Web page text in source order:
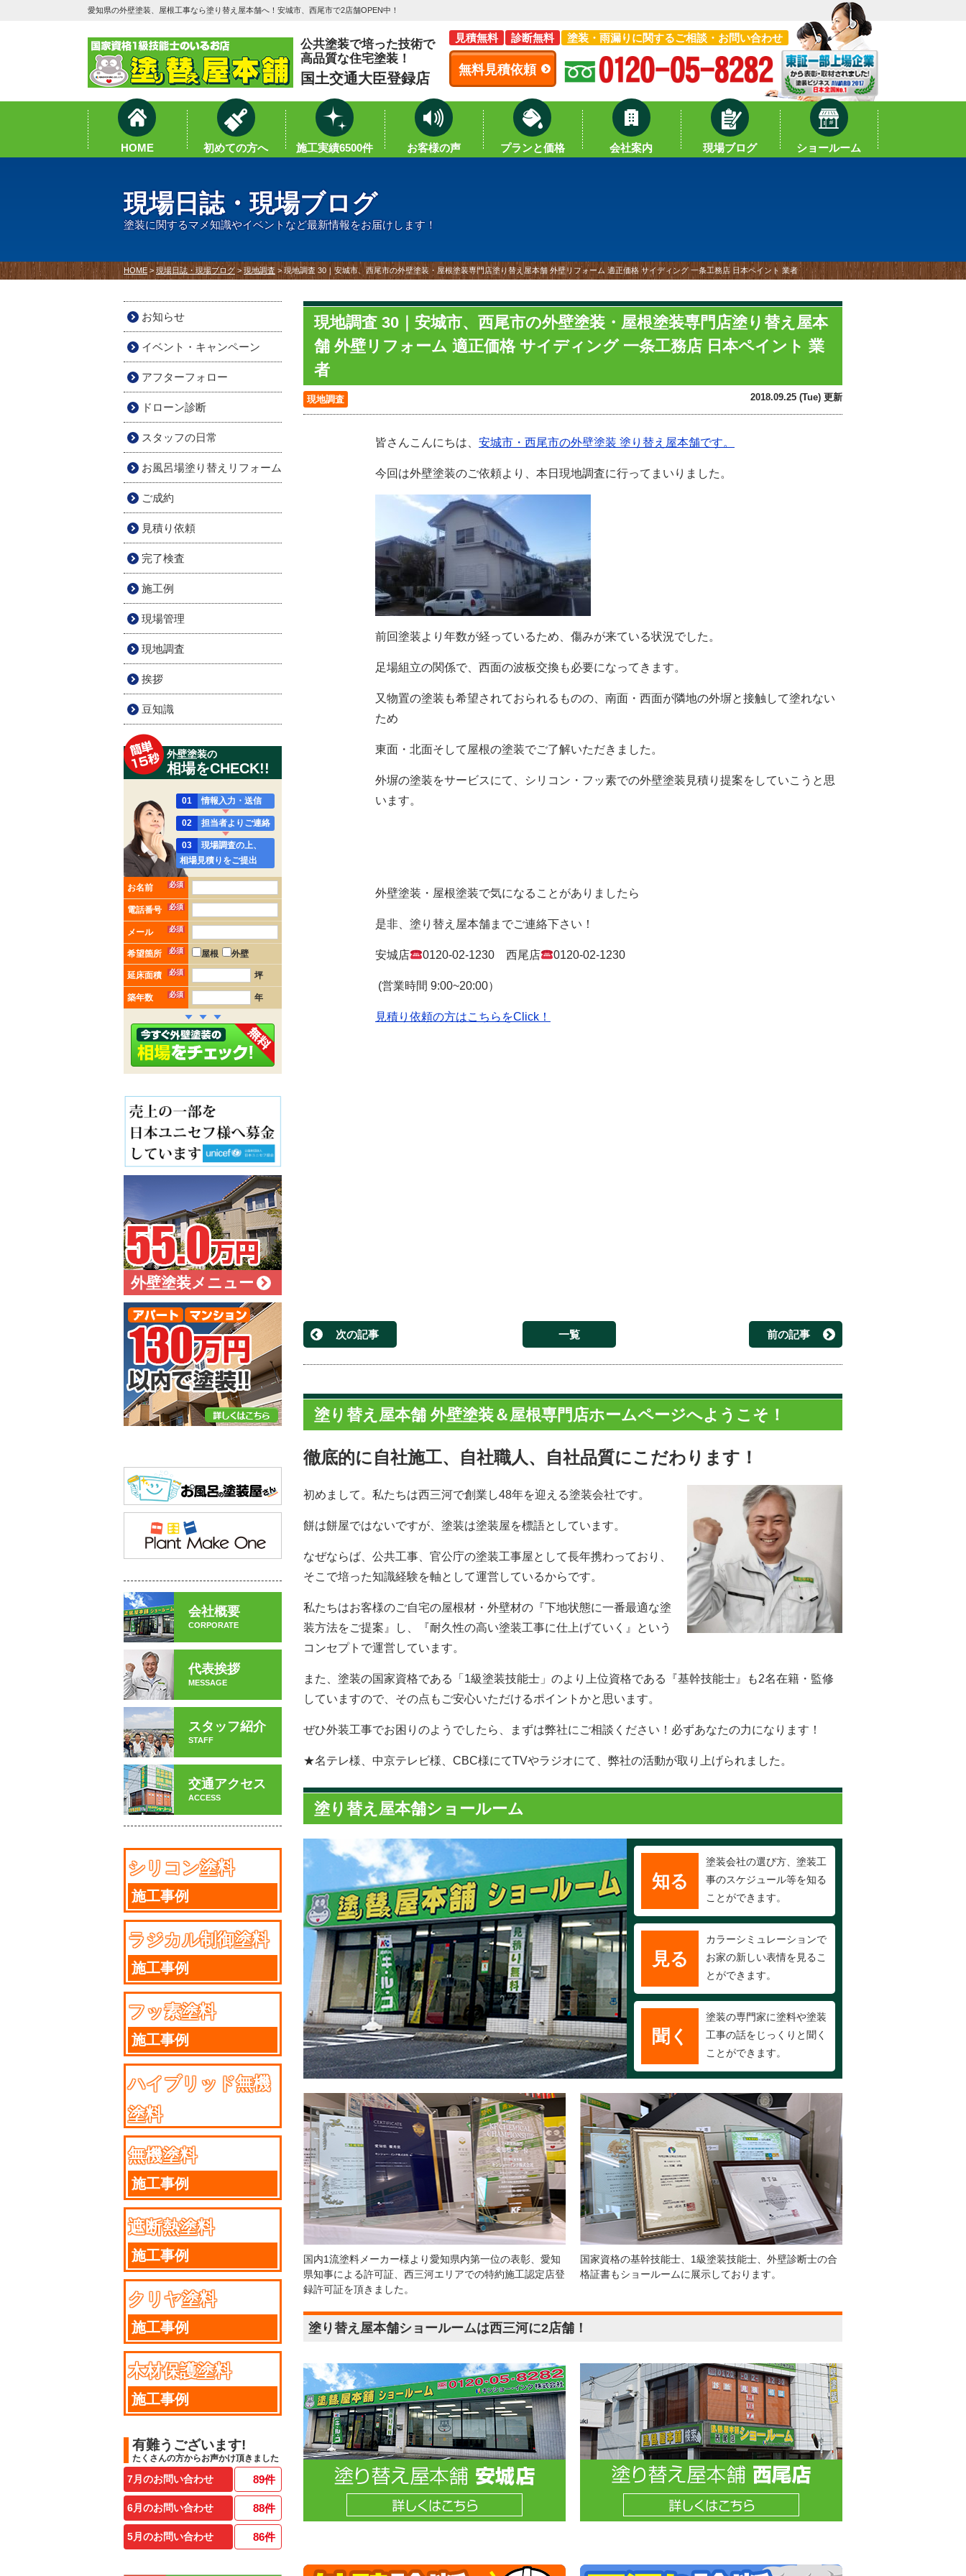
愛知県の外壁塗装、屋根工事なら塗り替え屋本舗へ！安城市、西尾市で2店舗OPEN中！
公共塗装で培った技術で
高品質な住宅塗装！
国土交通大臣登録店
見積無料 診断無料 塗装・雨漏りに関するご相談・お問い合わせ
無料見積依頼
HOME 初めての方へ 施工実績6500件 お客様の声 プランと価格 会社案内 現場ブログ ショールーム
現場日誌・現場ブログ
塗装に関するマメ知識やイベントなど最新情報をお届けします！
HOME> 現場日誌・現場ブログ > 現地調査 >現地調査 30｜安城市、西尾市の外壁塗装・屋根塗装専門店塗り替え屋本舗 外壁リフォーム 適正価格 サイディング 一条工務店 日本ペイント 業者
現地調査 30｜安城市、西尾市の外壁塗装・屋根塗装専門店塗り替え屋本
舗 外壁リフォーム 適正価格 サイディング 一条工務店 日本ペイント 業
者
現地調査 2018.09.25 (Tue) 更新
皆さんこんにちは、 安城市・西尾市の外壁塗装 塗り替え屋本舗です。
今回は外壁塗装のご依頼より、本日現地調査に行ってまいりました。
前回塗装より年数が経っているため、傷みが来ている状況でした。
足場組立の関係で、西面の波板交換も必要になってきます。
又物置の塗装も希望されておられるものの、南面・西面が隣地の外塀と接触して塗れない
ため
東面・北面そして屋根の塗装でご了解いただきました。
外塀の塗装をサービスにて、シリコン・フッ素での外壁塗装見積り提案をしていこうと思
います。
外壁塗装・屋根塗装で気になることがありましたら
是非、塗り替え屋本舗までご連絡下さい！
安城店 0120-02-1230 西尾店 0120-02-1230
(営業時間 9:00~20:00）
見積り依頼の方はこちらをClick ！
次の記事 一覧 前の記事
塗り替え屋本舗 外壁塗装＆屋根専門店ホームページへようこそ！
徹底的に自社施工、自社職人、自社品質にこだわります！
初めまして。私たちは西三河で創業し48年を迎える塗装会社です。
餅は餅屋ではないですが、塗装は塗装屋を標語としています。
なぜならば、公共工事、官公庁の塗装工事屋として長年携わっており、
そこで培った知識経験を軸として運営しているからです。
私たちはお客様のご自宅の屋根材・外壁材の『下地状態に一番最適な塗
装方法をご提案』し、『耐久性の高い塗装工事に仕上げていく』という
コンセプトで運営しています。
また、塗装の国家資格である「1級塗装技能士」のより上位資格である『基幹技能士』も2名在籍・監修
していますので、その点もご安心いただけるポイントかと思います。
ぜひ外装工事でお困りのようでしたら、まずは弊社にご相談ください！必ずあなたの力になります！
★名テレ様、中京テレビ様、CBC様にてTVやラジオにて、弊社の活動が取り上げられました。
塗り替え屋本舗ショールーム
知る
塗装会社の選び方、塗装工
事のスケジュール等を知る
ことができます。
見る
カラーシミュレーションで
お家の新しい表情を見るこ
とができます。
聞く
塗装の専門家に塗料や塗装
工事の話をじっくりと聞く
ことができます。
国内1流塗料メーカー様より愛知県内第一位の表彰、愛知
県知事による許可証、西三河エリアでの特約施工認定店登
録許可証を頂きました。
国家資格の基幹技能士、1級塗装技能士、外壁診断士の合
格証書もショールームに展示しております。
塗り替え屋本舗ショールームは西三河に2店舗！
お知らせ
イベント・キャンペーン
アフターフォロー
ドローン診断
スタッフの日常
お風呂場塗り替えリフォーム
ご成約
見積り依頼
完了検査
施工例
現場管理
現地調査
挨拶
豆知識
外壁塗装の
相場をCHECK!!
01 情報入力・送信
02 担当者よりご連絡
03
現場調査の上、
相場見積りをご提出
お名前 必須
電話番号 必須
メール 必須
希望箇所 必須 屋根 外壁
延床面積 必須 坪
築年数 必須 年
外壁塗装メニュー
会社概要
CORPORATE
代表挨拶
MESSAGE
スタッフ紹介
STAFF
交通アクセス
ACCESS
シリコン塗料
施工事例
ラジカル制御塗料
施工事例
フッ素塗料
施工事例
ハイブリッド無機
塗料
施工事例
無機塗料
施工事例
遮断熱塗料
施工事例
クリヤ塗料
施工事例
木材保護塗料
施工事例
有難うございます!
たくさんの方からお声かけ頂きました
7月のお問い合わせ 89件
6月のお問い合わせ 88件
5月のお問い合わせ 86件